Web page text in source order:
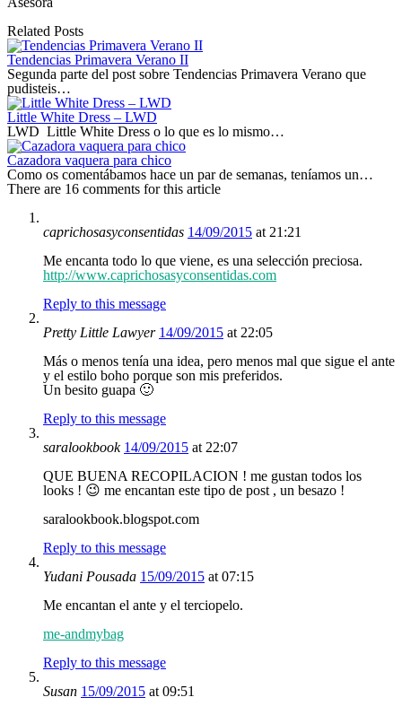
Related Posts
Tendencias Primavera Verano II
Segunda parte del post sobre Tendencias Primavera Verano que
pudisteis…
Little White Dress – LWD
LWD Little White Dress o lo que es lo mismo…
Cazadora vaquera para chico
Como os comentábamos hace un par de semanas, teníamos un…
There are 16 comments for this article
caprichosasyconsentidas 14/09/2015 at 21:21
Me encanta todo lo que viene, es una selección preciosa.
http://www.caprichosasyconsentidas.com
Reply to this message
Pretty Little Lawyer 14/09/2015 at 22:05
Más o menos tenía una idea, pero menos mal que sigue el ante
y el estilo boho porque son mis preferidos.
Un besito guapa 🙂
Reply to this message
saralookbook 14/09/2015 at 22:07
QUE BUENA RECOPILACION ! me gustan todos los
looks ! 😉 me encantan este tipo de post , un besazo !
saralookbook.blogspot.com
Reply to this message
Yudani Pousada 15/09/2015 at 07:15
Me encantan el ante y el terciopelo.
me-andmybag
Reply to this message
Susan 15/09/2015 at 09:51